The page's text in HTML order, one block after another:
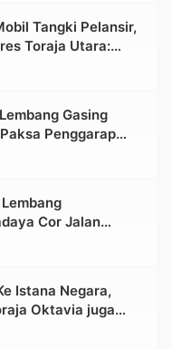
Tangki Pelansir,
Toraja Utara:
Transparan
Gasing
Penggarap
Hutan
Cor Jalan
Istana Negara,
Oktavia juga
Mahasiswa